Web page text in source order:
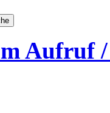
Aufruf